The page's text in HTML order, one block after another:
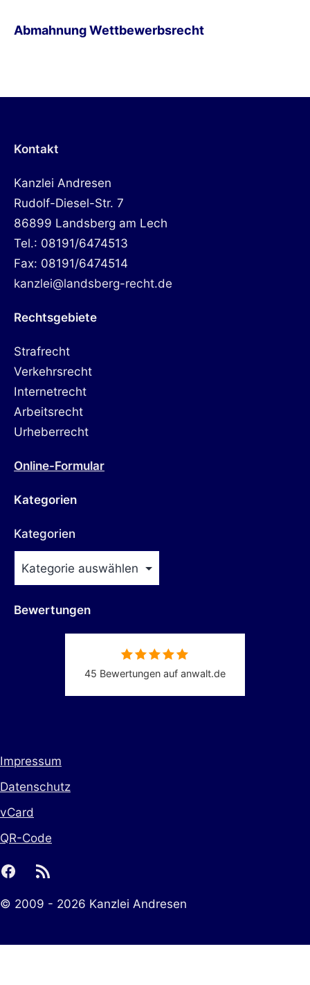
Abmahnung Wettbewerbsrecht
Kontakt
Kanzlei Andresen
Rudolf-Diesel-Str. 7
86899 Landsberg am Lech
Tel.: 08191/6474513
Fax: 08191/6474514
kanzlei@landsberg-recht.de
Rechtsgebiete
Strafrecht
Verkehrsrecht
Internetrecht
Arbeitsrecht
Urheberrecht
Online-Formular
Kategorien
Kategorien
Bewertungen
45 Bewertungen auf anwalt.de
© 2009 - 2026 Kanzlei Andresen
Impressum
Datenschutz
vCard
QR-Code
facebook